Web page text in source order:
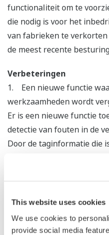
This website uses cookies
We use cookies to
provide social media
functionaliteit om te
die nodig is voor het
van fabrieken te
de meest recente
Verbeteringen
1. Een nieuwe functie
werkzaamheden wordt
Er is een nieuwe functie
detectie van fouten in de
Door de taginformatie die
Instrumented System
kunnen verbindingsfouten
opgespoord.